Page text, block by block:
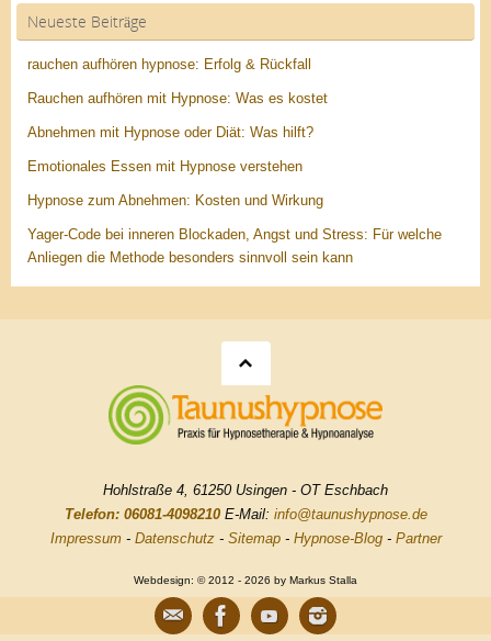
Neueste Beiträge
rauchen aufhören hypnose: Erfolg & Rückfall
Rauchen aufhören mit Hypnose: Was es kostet
Abnehmen mit Hypnose oder Diät: Was hilft?
Emotionales Essen mit Hypnose verstehen
Hypnose zum Abnehmen: Kosten und Wirkung
Yager-Code bei inneren Blockaden, Angst und Stress: Für welche
Anliegen die Methode besonders sinnvoll sein kann
Hohlstraße 4, 61250 Usingen - OT Eschbach
Telefon: 06081-4098210E-Mail: info@taunushypnose.de
Impressum- Datenschutz- Sitemap- Hypnose-Blog- Partner
Webdesign: © 2012 - 2026 by Markus Stalla